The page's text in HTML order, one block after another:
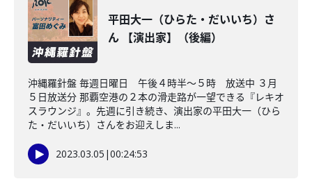
平田大一（ひらた・だいいち）さ
ん 【演出家】（後編）
沖縄羅針盤 毎週日曜日 午後４時半～５時 放送中 ３月
５日放送分 那覇空港の２本の滑走路が一望できる『レキオ
スラウンジ』。先週に引き続き、演出家の平田大一（ひら
た・だいいち）さんをお迎えしま...
2023.03.05 |00:24:53